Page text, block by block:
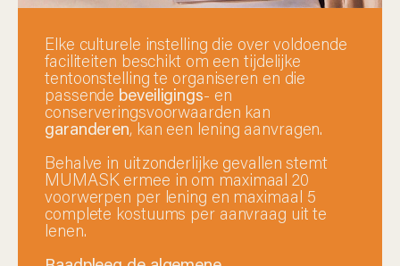
Elke culturele instelling die over voldoende
faciliteiten beschikt om een tijdelijke
tentoonstelling te organiseren en die
passende beveiligings- en
conserveringsvoorwaarden kan
garanderen, kan een lening aanvragen.
Behalve in uitzonderlijke gevallen stemt
MUMASK ermee in om maximaal 20
voorwerpen per lening en maximaal 5
complete kostuums per aanvraag uit te
lenen.